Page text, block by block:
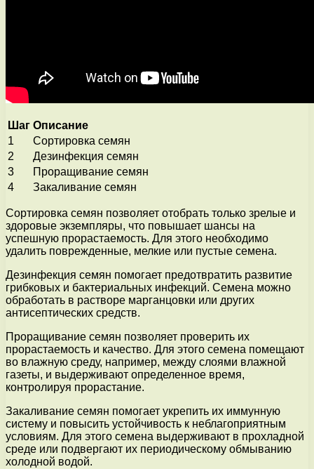
Шаг Описание
1
Сортировка семян
2
Дезинфекция семян
3
Проращивание семян
4
Закаливание семян
Сортировка семян позволяет отобрать только зрелые и
здоровые экземпляры, что повышает шансы на
успешную прорастаемость. Для этого необходимо
удалить поврежденные, мелкие или пустые семена.
Дезинфекция семян помогает предотвратить развитие
грибковых и бактериальных инфекций. Семена можно
обработать в растворе марганцовки или других
антисептических средств.
Проращивание семян позволяет проверить их
прорастаемость и качество. Для этого семена помещают
во влажную среду, например, между слоями влажной
газеты, и выдерживают определенное время,
контролируя прорастание.
Закаливание семян помогает укрепить их иммунную
систему и повысить устойчивость к неблагоприятным
условиям. Для этого семена выдерживают в прохладной
среде или подвергают их периодическому обмыванию
холодной водой.